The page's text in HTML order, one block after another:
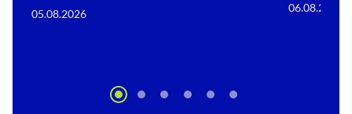
05.08.2026 06.08.2026